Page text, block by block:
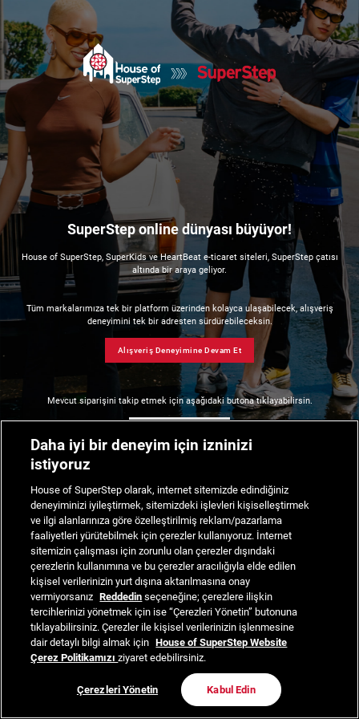
SuperStep online dünyası büyüyor!
House of SuperStep, SuperKids ve HeartBeat e-ticaret siteleri, SuperStep çatısı
altında bir araya geliyor.
Tüm markalarımıza tek bir platform üzerinden kolayca ulaşabilecek, alışveriş
deneyimini tek bir adresten sürdürebileceksin.
Alışveriş Deneyimine Devam Et
Mevcut siparişini takip etmek için aşağıdaki butona tıklayabilirsin.
Daha iyi bir deneyim için izninizi
istiyoruz
House of SuperStep olarak, internet sitemizde edindiğiniz
deneyiminizi iyileştirmek, sitemizdeki işlevleri kişiselleştirmek
ve ilgi alanlarınıza göre özelleştirilmiş reklam/pazarlama
faaliyetleri yürütebilmek için çerezler kullanıyoruz. İnternet
sitemizin çalışması için zorunlu olan çerezler dışındaki
çerezlerin kullanımına ve bu çerezler aracılığıyla elde edilen
kişisel verilerinizin yurt dışına aktarılmasına onay
vermiyorsanız Reddedin seçeneğine; çerezlere ilişkin
tercihlerinizi yönetmek için ise “Çerezleri Yönetin” butonuna
tıklayabilirsiniz. Çerezler ile kişisel verilerinizin işlenmesine
dair detaylı bilgi almak için House of SuperStep Website
Çerez Politikamızıziyaret edebilirsiniz.
Çerezleri Yönetin Kabul Edin